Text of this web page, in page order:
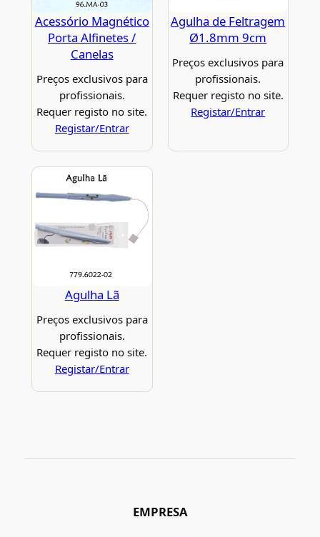
Acessório Magnético
Porta Alfinetes /
Canelas
Preços exclusivos para
profissionais.
Requer registo no site.
Registar/Entrar
Agulha de Feltragem
Ø1.8mm 9cm
Preços exclusivos para
profissionais.
Requer registo no site.
Registar/Entrar
Agulha Lã
Preços exclusivos para
profissionais.
Requer registo no site.
Registar/Entrar
EMPRESA